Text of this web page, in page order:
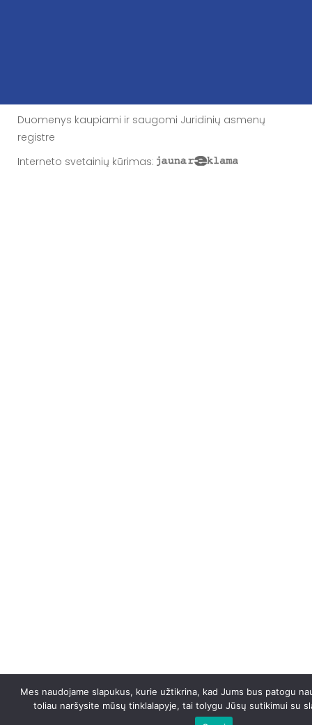
Duomenys kaupiami ir saugomi Juridinių asmenų
registre
Interneto svetainių kūrimas:
Mes naudojame slapukus, kurie užtikrina, kad Jums bus patogu
toliau naršysite mūsų tinklalapyje, tai tolygu Jūsų sutikimui su